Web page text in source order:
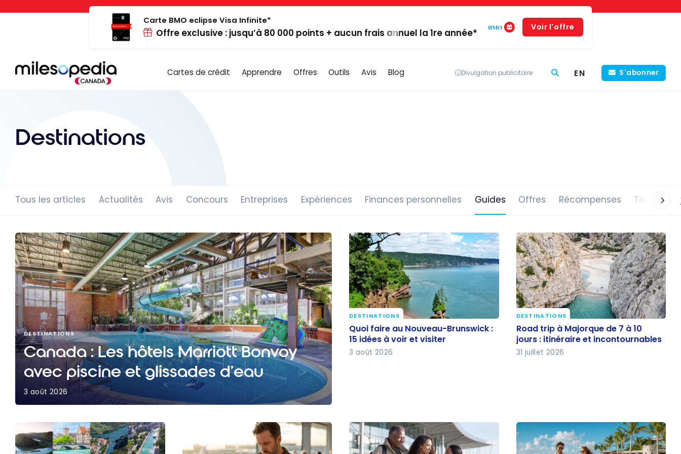
Panneau de gestion des cookies
Carte BMO eclipse Visa Infinite*
Offre exclusive : jusqu’à 80 000 points + aucun frais annuel la 1re année*
Voir l'offre
Cartes de crédit Apprendre Offres Outils Avis Blog Divulgation publicitaire EN S'abonner
Destinations
Tous les articles Actualités Avis Concours Entreprises Expériences Finances personnelles Guides Offres Récompenses
DESTINATIONS
Canada : Les hôtels Marriott Bonvoy
avec piscine et glissades d’eau
3 août 2026
Quoi faire au Nouveau-
Brunswick : 15 idées à voir et
visiter
DESTINATIONS
Quoi faire au Nouveau-Brunswick :
15 idées à voir et visiter
3 août 2026
Road trip à Majorque de 7 à 10
jours : itinéraire et
incontournables
DESTINATIONS
Road trip à Majorque de 7 à 10
jours : itinéraire et incontournables
31 juillet 2026